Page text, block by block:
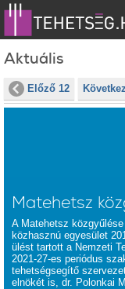
Aktuális
Előző 12
Matehetsz
A Matehetsz
közhasznú egyesület
ülést tartott a Nemzeti
2021-27-es periódus
tehetségsegítő
elnökét is, dr. Polonkai